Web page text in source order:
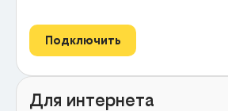
Подключить
Для интернета